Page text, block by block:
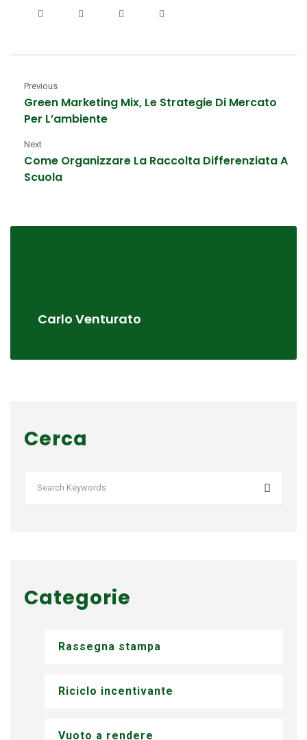
Previous
Green Marketing Mix, Le Strategie Di Mercato
Per L’ambiente
Next
Come Organizzare La Raccolta Differenziata A
Scuola
Carlo Venturato
Cerca
Categorie
Rassegna stampa
Riciclo incentivante
Vuoto a rendere